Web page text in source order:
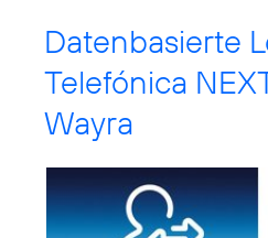
Datenbasierte
Telefónica
Wayra